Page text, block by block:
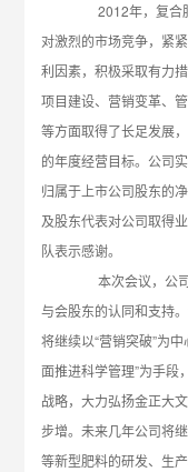
2012年，复合肥市
对激烈的市场竞争，紧
利因素，积极采取有力
项目建设、营销变革、
等方面取得了长足发展
的年度经营目标。公司
归属于上市公司股东的
及股东代表对公司取得
队表示感谢。
本次会议，公司与
与会股东的认同和支持
将继续以“营销突破”为
面推进科学管理”为手段
战略，大力弘扬金正大
步增。未来几年公司将
等新型肥料的研发、生